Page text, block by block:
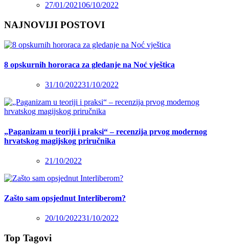
27/01/202106/10/2022
NAJNOVIJI POSTOVI
8 opskurnih hororaca za gledanje na Noć vještica
31/10/202231/10/2022
„Paganizam u teoriji i praksi“ – recenzija prvog modernog
hrvatskog magijskog priručnika
21/10/2022
Zašto sam opsjednut Interliberom?
20/10/202231/10/2022
Top Tagovi